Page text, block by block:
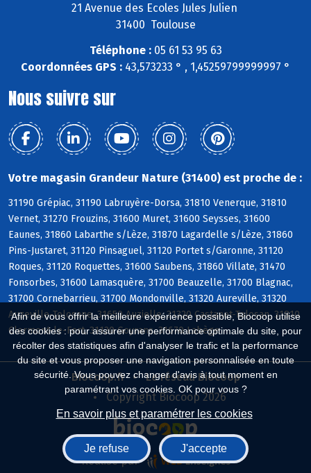
Afin de vous offrir la meilleure expérience possible, Biocoop utilise
des cookies : pour assurer une performance optimale du site, pour
récolter des statistiques afin d'analyser le trafic et la performance
du site et vous proposer une navigation personnalisée en toute
sécurité. Vous pouvez changer d'avis à tout moment en
paramétrant vos cookies. OK pour vous ?
En savoir plus et paramétrer les cookies
Je refuse J'accepte
21 Avenue des Ecoles Jules Julien
31400 Toulouse
Téléphone :05 61 53 95 63
Coordonnées GPS : 43,573233 ° , 1,45259799999997 °
Nous suivre sur
Votre magasin Grandeur Nature (31400) est proche de :
31190 Grépiac, 31190 Labruyère-Dorsa, 31810 Venerque, 31810
Vernet, 31270 Frouzins, 31600 Muret, 31600 Seysses, 31600
Eaunes, 31860 Labarthe s/Lèze, 31870 Lagardelle s/Lèze, 31860
Pins-Justaret, 31120 Pinsaguel, 31120 Portet s/Garonne, 31120
Roques, 31120 Roquettes, 31600 Saubens, 31860 Villate, 31470
Fonsorbes, 31600 Lamasquère, 31700 Beauzelle, 31700 Blagnac,
31700 Cornebarrieu, 31700 Mondonville, 31320 Aureville, 31320
Auzeville-Tolosane, 31650 Auzielle, 31320 Castanet-Tolosan, 31810
Clermont-le-Fort, 31120 Goyrans, 31670 Labège
Biocoop.fr
Le réseau Biocoop
Copyright Biocoop 2026
Réalisé par